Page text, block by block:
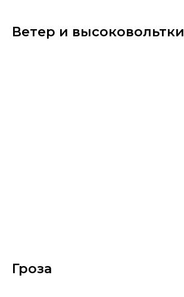
Ветер и высоковольтки
Гроза